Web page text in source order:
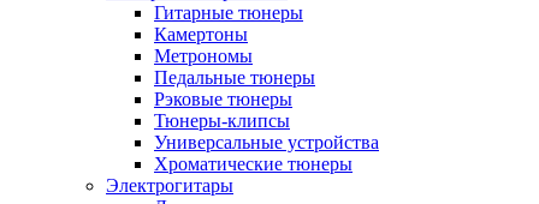
Гитарные тюнеры
Камертоны
Метрономы
Педальные тюнеры
Рэковые тюнеры
Тюнеры-клипсы
Универсальные устройства
Хроматические тюнеры
Электрогитары